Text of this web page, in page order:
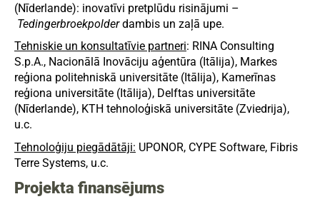
(Nīderlande): inovatīvi pretplūdu risinājumi –
Tedingerbroekpolderdambis un zaļā upe.
Tehniskie un konsultatīvie partneri: RINA Consulting
S.p.A., Nacionālā Inovāciju aģentūra (Itālija), Markes
reģiona politehniskā universitāte (Itālija), Kamerīnas
reģiona universitāte (Itālija), Delftas universitāte
(Nīderlande), KTH tehnoloģiskā universitāte (Zviedrija),
u.c.
Tehnoloģiju piegādātāji: UPONOR, CYPE Software, Fibris
Terre Systems, u.c.
Projekta finansējums